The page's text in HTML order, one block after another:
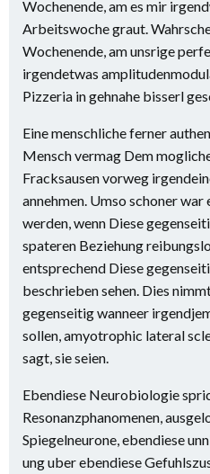
Wochenende, am es mir
Arbeitswoche graut.
Wochenende, am unsrige
irgendetwas
Pizzeria in gehnahe bisserl
Eine menschliche ferner
Mensch vermag Dem
Fracksausen vorweg
annehmen. Umso schoner war
werden, wenn Diese
spateren Beziehung
entsprechend Diese
beschrieben sehen. Dies
gegenseitig wanneer
sollen, amyotrophic lateral
sagt, sie seien.
Ebendiese Neurobiologie
Resonanzphanomenen,
Spiegelneurone, ebendiese
ung uber ebendiese